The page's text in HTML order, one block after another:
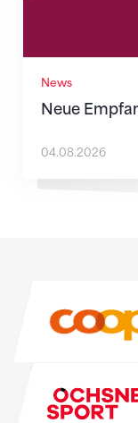
News
Neue
04.08.2026